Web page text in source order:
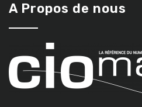
A Propos de nous